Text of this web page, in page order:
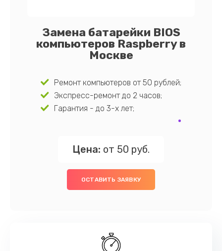
Замена батарейки BIOS
компьютеров Raspberry в
Москве
Ремонт компьютеров от 50 рублей;
Экспресс-ремонт до 2 часов;
Гарантия - до 3-х лет;
Цена: от 50 руб.
ОСТАВИТЬ ЗАЯВКУ